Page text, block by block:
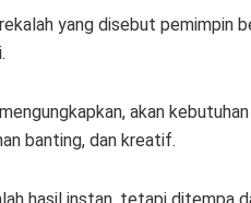
yang disebut pemimpin
akan
banting, dan kreatif.